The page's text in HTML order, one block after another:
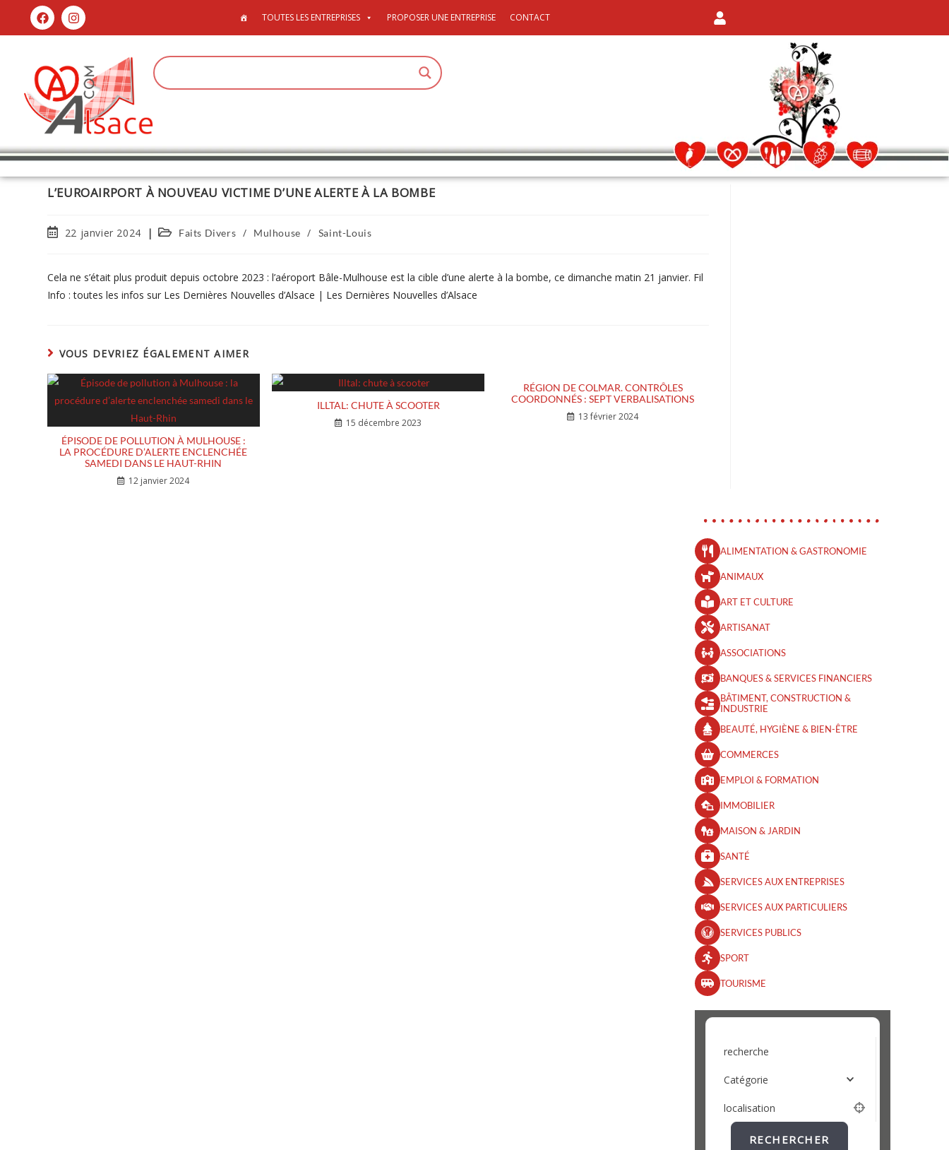
TOUTES LES ENTREPRISES PROPOSER UNE ENTREPRISE CONTACT
L’EUROAIRPORT À NOUVEAU VICTIME D’UNE ALERTE À LA BOMBE
22 janvier 2024 Faits Divers / Mulhouse / Saint-Louis
Cela ne s’était plus produit depuis octobre 2023 : l’aéroport Bâle-Mulhouse est la cible d’une alerte à la bombe, ce dimanche matin 21 janvier. Fil
Info : toutes les infos sur Les Dernières Nouvelles d’Alsace | Les Dernières Nouvelles d’Alsace
VOUS DEVRIEZ ÉGALEMENT AIMER
ÉPISODE DE POLLUTION À MULHOUSE :
LA PROCÉDURE D’ALERTE ENCLENCHÉE
SAMEDI DANS LE HAUT-RHIN
12 janvier 2024
ILLTAL: CHUTE À SCOOTER
15 décembre 2023
RÉGION DE COLMAR. CONTRÔLES
COORDONNÉS : SEPT VERBALISATIONS
13 février 2024
ALIMENTATION & GASTRONOMIE
ANIMAUX
ART ET CULTURE
ARTISANAT
ASSOCIATIONS
BANQUES & SERVICES FINANCIERS
BÂTIMENT, CONSTRUCTION &
INDUSTRIE
BEAUTÉ, HYGIÈNE & BIEN-ÊTRE​
COMMERCES
EMPLOI & FORMATION
IMMOBILIER
MAISON & JARDIN
SANTÉ
SERVICES AUX ENTREPRISES
SERVICES AUX PARTICULIERS
SERVICES PUBLICS
SPORT
TOURISME
recherche
Catégorie
localisation
RECHERCHER